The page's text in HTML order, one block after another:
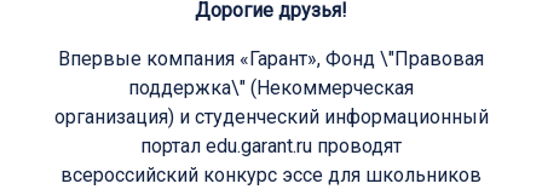
Дорогие друзья!
Впервые компания «Гарант», Фонд \"Правовая
поддержка\" (Некоммерческая
организация) и студенческий информационный
портал edu.garant.ru проводят
всероссийский конкурс эссе для школьников